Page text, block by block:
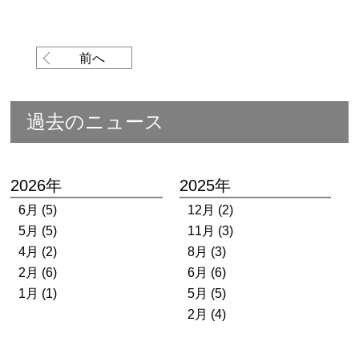
前へ
過去のニュース
2026年
6月 (5)
5月 (5)
4月 (2)
2月 (6)
1月 (1)
2025年
12月 (2)
11月 (3)
8月 (3)
6月 (6)
5月 (5)
2月 (4)